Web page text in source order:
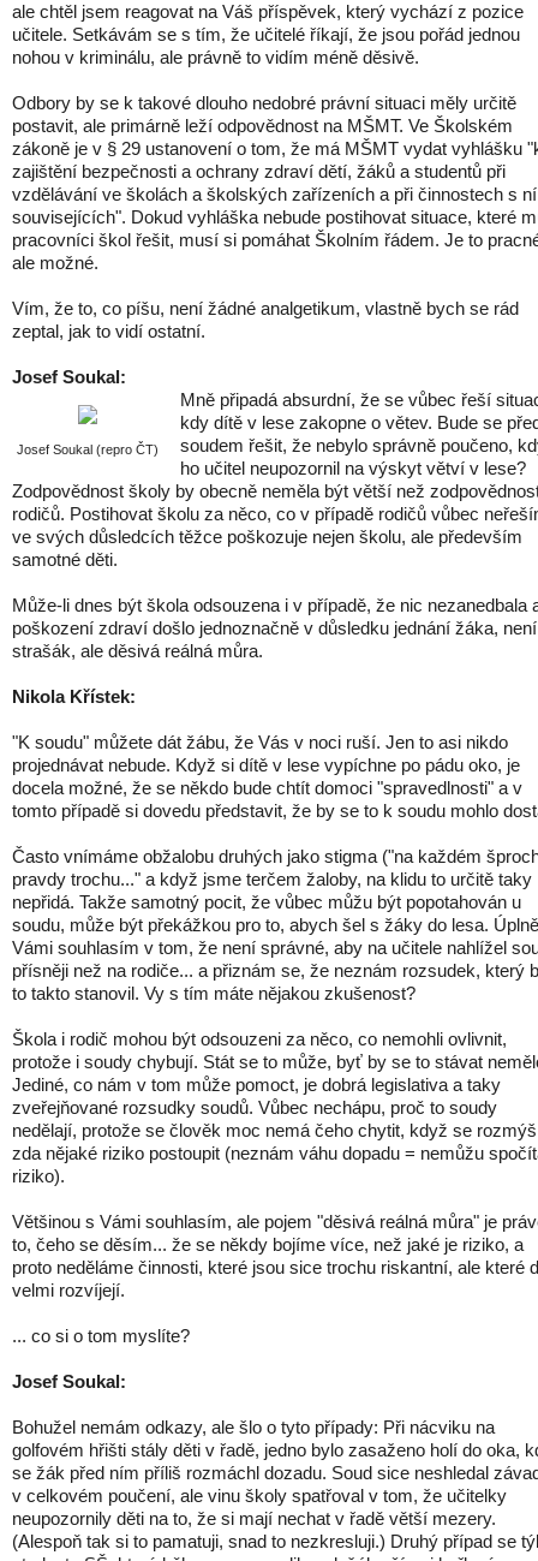
ale chtěl jsem reagovat na Váš příspěvek, který vychází z pozice
učitele. Setkávám se s tím, že učitelé říkají, že jsou pořád jednou
nohou v kriminálu, ale právně to vidím méně děsivě.
Odbory by se k takové dlouho nedobré právní situaci měly určitě
postavit, ale primárně leží odpovědnost na MŠMT. Ve Školském
zákoně je v § 29 ustanovení o tom, že má MŠMT vydat vyhlášku
zajištění bezpečnosti a ochrany zdraví dětí, žáků a studentů při
vzdělávání ve školách a školských zařízeních a při činnostech s
souvisejících". Dokud vyhláška nebude postihovat situace, které
pracovníci škol řešit, musí si pomáhat Školním řádem. Je to
ale možné.
Vím, že to, co píšu, není žádné analgetikum, vlastně bych se rád
zeptal, jak to vidí ostatní.
Josef Soukal:
Josef Soukal (repro ČT)
Mně připadá absurdní, že se vůbec řeší
kdy dítě v lese zakopne o větev. Bude se
soudem řešit, že nebylo správně poučeno,
ho učitel neupozornil na výskyt větví v lese?
Zodpovědnost školy by obecně neměla být větší než
rodičů. Postihovat školu za něco, co v případě rodičů vůbec
ve svých důsledcích těžce poškozuje nejen školu, ale především
samotné děti. 
Může-li dnes být škola odsouzena i v případě, že nic nezanedbala
poškození zdraví došlo jednoznačně v důsledku jednání žáka,
strašák, ale děsivá reálná můra.
Nikola Křístek:
"K soudu" můžete dát žábu, že Vás v noci ruší. Jen to asi nikdo
projednávat nebude. Když si dítě v lese vypíchne po pádu oko, je
docela možné, že se někdo bude chtít domoci "spravedlnosti" a v
tomto případě si dovedu představit, že by se to k soudu mohlo
Často vnímáme obžalobu druhých jako stigma ("na každém
pravdy trochu..." a když jsme terčem žaloby, na klidu to určitě taky
nepřidá. Takže samotný pocit, že vůbec můžu být popotahován u
soudu, může být překážkou pro to, abych šel s žáky do lesa.
Vámi souhlasím v tom, že není správné, aby na učitele nahlížel
přísněji než na rodiče... a přiznám se, že neznám rozsudek, který
to takto stanovil. Vy s tím máte nějakou zkušenost?
Škola i rodič mohou být odsouzeni za něco, co nemohli ovlivnit,
protože i soudy chybují. Stát se to může, byť by se to stávat
Jediné, co nám v tom může pomoct, je dobrá legislativa a taky
zveřejňované rozsudky soudů. Vůbec nechápu, proč to soudy
nedělají, protože se člověk moc nemá čeho chytit, když se
zda nějaké riziko postoupit (neznám váhu dopadu = nemůžu
riziko).
Většinou s Vámi souhlasím, ale pojem "děsivá reálná můra" je
to, čeho se děsím... že se někdy bojíme více, než jaké je riziko, a
proto neděláme činnosti, které jsou sice trochu riskantní, ale které
velmi rozvíjejí.
... co si o tom myslíte?
Josef Soukal:
Bohužel nemám odkazy, ale šlo o tyto případy: Při nácviku na
golfovém hřišti stály děti v řadě, jedno bylo zasaženo holí do oka,
se žák před ním příliš rozmáchl dozadu. Soud sice neshledal
v celkovém poučení, ale vinu školy spatřoval v tom, že učitelky
neupozornily děti na to, že si mají nechat v řadě větší mezery.
(Alespoň tak si to pamatuji, snad to nezkresluji.) Druhý případ se